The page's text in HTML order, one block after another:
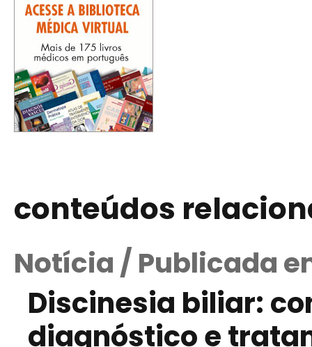
conteúdos
Notícia / Publicada
Discinesia biliar:
diagnóstico e